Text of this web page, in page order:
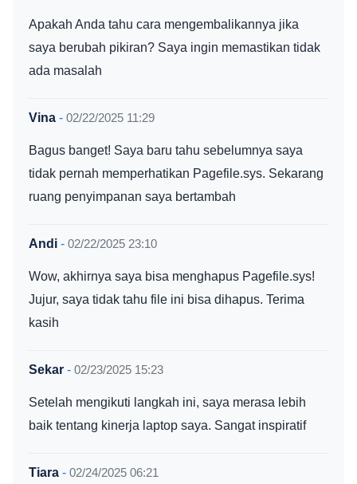
Apakah Anda tahu cara mengembalikannya jika
saya berubah pikiran? Saya ingin memastikan tidak
ada masalah
Vina - 02/22/2025 11:29
Bagus banget! Saya baru tahu sebelumnya saya
tidak pernah memperhatikan Pagefile.sys. Sekarang
ruang penyimpanan saya bertambah
Andi - 02/22/2025 23:10
Wow, akhirnya saya bisa menghapus Pagefile.sys!
Jujur, saya tidak tahu file ini bisa dihapus. Terima
kasih
Sekar - 02/23/2025 15:23
Setelah mengikuti langkah ini, saya merasa lebih
baik tentang kinerja laptop saya. Sangat inspiratif
Tiara - 02/24/2025 06:21